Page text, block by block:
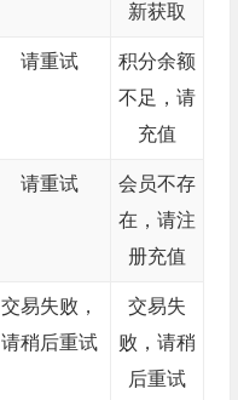
新获取
请重试
积分余额
不足，请
充值
请重试
会员不存
在，请注
册充值
交易失败，
请稍后重试
交易失
败，请稍
后重试